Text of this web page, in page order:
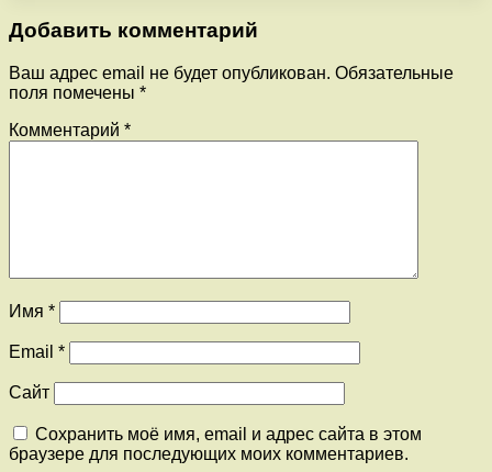
Добавить комментарий
Ваш адрес email не будет опубликован. Обязательные
поля помечены *
Комментарий *
Имя *
Email *
Сайт
Сохранить моё имя, email и адрес сайта в этом
браузере для последующих моих комментариев.